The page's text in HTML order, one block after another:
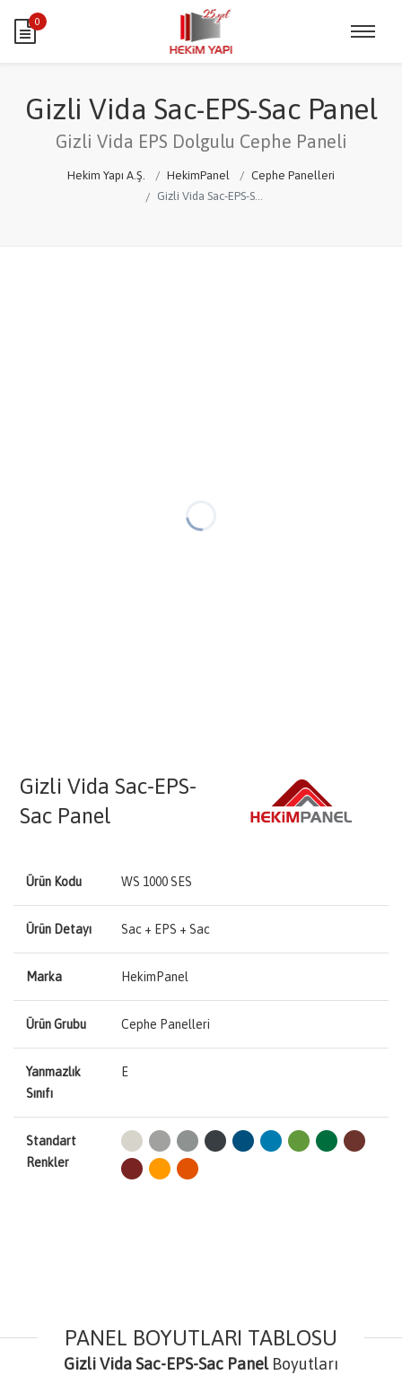
0
Gizli Vida Sac-EPS-Sac Panel
Gizli Vida EPS Dolgulu Cephe Paneli
Hekim Yapı A.Ş. HekimPanel
Cephe Panelleri
Gizli Vida Sac-EPS-Sac Panel
Gizli Vida Sac-EPS-
Sac Panel
Ürün Kodu WS 1000 SES
Ürün Detayı Sac + EPS + Sac
Marka HekimPanel
Ürün Grubu Cephe Panelleri
Yanmazlık
Sınıfı
E
Standart
Renkler
PANEL BOYUTLARI TABLOSU
Gizli Vida Sac-EPS-Sac PanelBoyutları